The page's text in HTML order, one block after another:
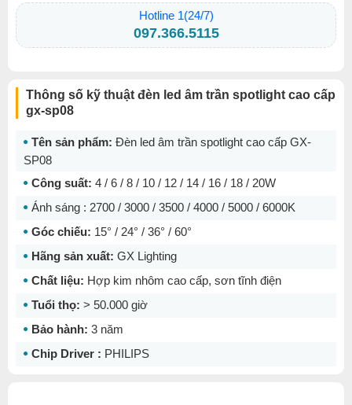
Hotline 1(24/7)
097.366.5115
Thông số kỹ thuật đèn led âm trần spotlight cao cấp
gx-sp08
Tên sản phẩm: Đèn led âm trần spotlight cao cấp GX-
SP08
Công suất: 4 / 6 / 8 / 10 / 12 / 14 / 16 / 18 / 20W
Ánh sáng : 2700 / 3000 / 3500 / 4000 / 5000 / 6000K
Góc chiếu: 15° / 24° / 36° / 60°
Hãng sản xuất: GX Lighting
Chất liệu: Hợp kim nhôm cao cấp, sơn tĩnh điện
Tuổi thọ: > 50.000 giờ
Bảo hành: 3 năm
Chip Driver : PHILIPS